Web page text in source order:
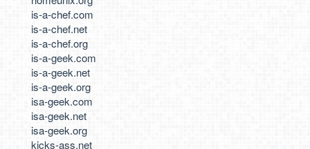
is-a-chef.com
is-a-chef.net
is-a-chef.org
is-a-geek.com
is-a-geek.net
is-a-geek.org
isa-geek.com
isa-geek.net
isa-geek.org
kicks-ass.net